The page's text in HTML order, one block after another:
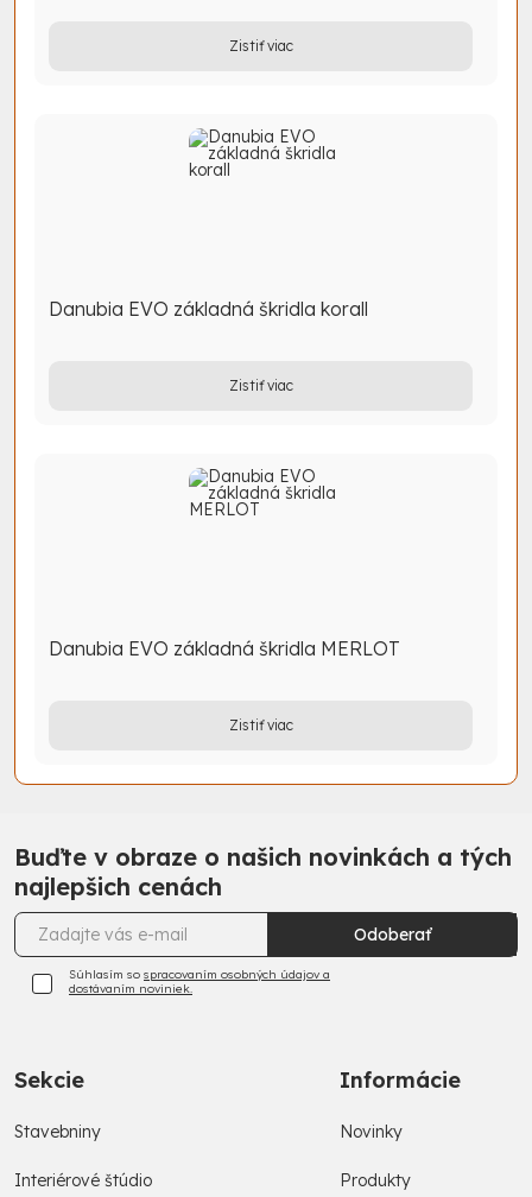
Zistiť viac
Danubia EVO základná škridla korall
Zistiť viac
Danubia EVO základná škridla MERLOT
Zistiť viac
Buďte v obraze o našich novinkách a tých
najlepšich cenách
Odoberať
Súhlasím so spracovaním osobných údajov a
dostávaním noviniek.
Sekcie
Stavebniny
Interiérové štúdio
Informácie
Novinky
Produkty